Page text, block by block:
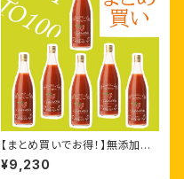
【まとめ買いでお得！】無添加ト
マトジュースFrutika100%［72
0ml ×6本］
¥9,230